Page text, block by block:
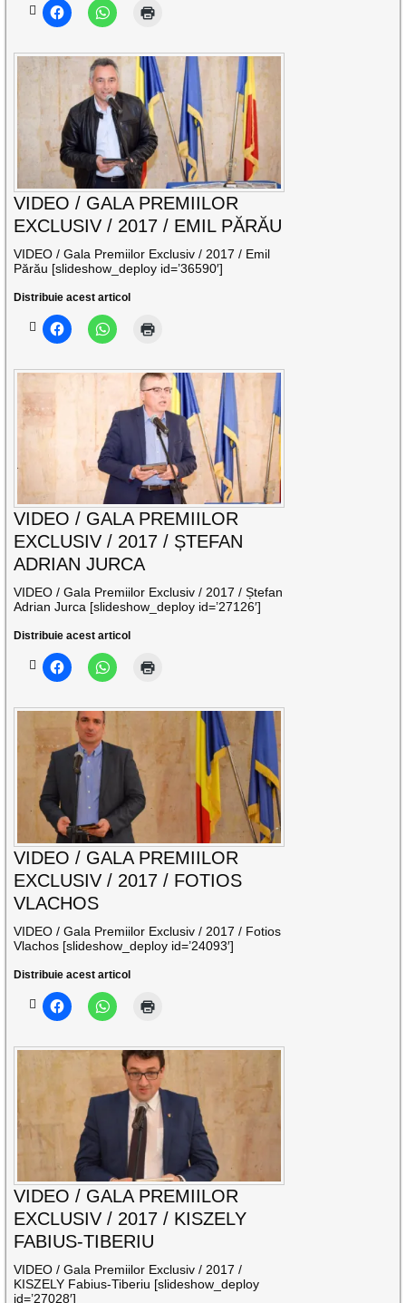
VIDEO / GALA PREMIILOR
EXCLUSIV / 2017 / EMIL PĂRĂU
VIDEO / Gala Premiilor Exclusiv / 2017 / Emil
Părău [slideshow_deploy id=’36590′]
Distribuie acest articol
VIDEO / GALA PREMIILOR
EXCLUSIV / 2017 / ȘTEFAN
ADRIAN JURCA
VIDEO / Gala Premiilor Exclusiv / 2017 / Ștefan
Adrian Jurca [slideshow_deploy id=’27126′]
Distribuie acest articol
VIDEO / GALA PREMIILOR
EXCLUSIV / 2017 / FOTIOS
VLACHOS
VIDEO / Gala Premiilor Exclusiv / 2017 / Fotios
Vlachos [slideshow_deploy id=’24093′]
Distribuie acest articol
VIDEO / GALA PREMIILOR
EXCLUSIV / 2017 / KISZELY
FABIUS-TIBERIU
VIDEO / Gala Premiilor Exclusiv / 2017 /
KISZELY Fabius-Tiberiu [slideshow_deploy
id=’27028′]